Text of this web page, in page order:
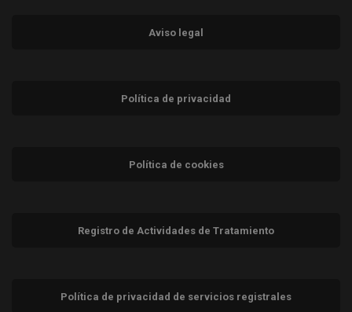
Aviso legal
Política de privacidad
Política de cookies
Registro de Actividades de Tratamiento
Política de privacidad de servicios registrales